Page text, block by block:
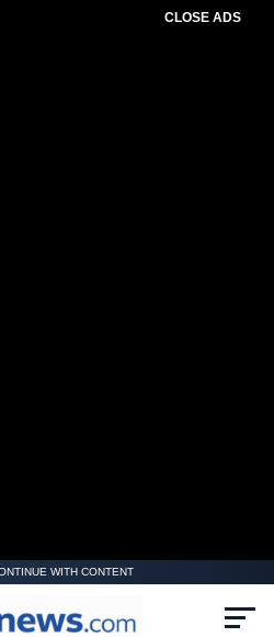
CLOSE ADS
WITH CONTENT